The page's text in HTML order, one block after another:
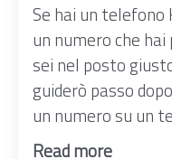
Se hai un telefono
un numero che
sei nel posto
guiderò passo
un numero su un
Read more